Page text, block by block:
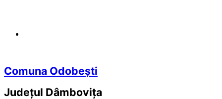
Comuna Odobești
Județul Dâmbovița